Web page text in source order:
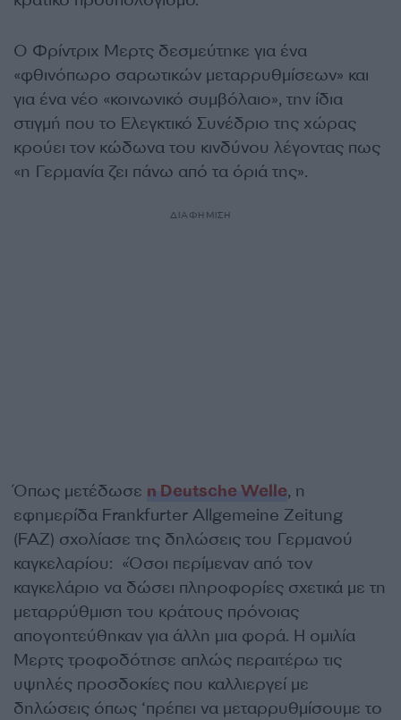
Ο Φρίντριχ Μερτς δεσμεύτηκε για ένα
«φθινόπωρο σαρωτικών μεταρρυθμίσεων» και
για ένα νέο «κοινωνικό συμβόλαιο», την ίδια
στιγμή που το Ελεγκτικό Συνέδριο της χώρας
κρούει τον κώδωνα του κινδύνου λέγοντας πως
«η Γερμανία ζει πάνω από τα όριά της».
ΔΙΑΦΗΜΙΣΗ
Όπως μετέδωσε η Deutsche Welle, η
εφημερίδα Frankfurter Allgemeine Zeitung
(FAZ) σχολίασε της δηλώσεις του Γερμανού
καγκελαρίου: «Όσοι περίμεναν από τον
καγκελάριο να δώσει πληροφορίες σχετικά με τη
μεταρρύθμιση του κράτους πρόνοιας
απογοητεύθηκαν για άλλη μια φορά. Η ομιλία
Μερτς τροφοδότησε απλώς περαιτέρω τις
υψηλές προσδοκίες που καλλιεργεί με
δηλώσεις όπως ‘πρέπει να μεταρρυθμίσουμε το